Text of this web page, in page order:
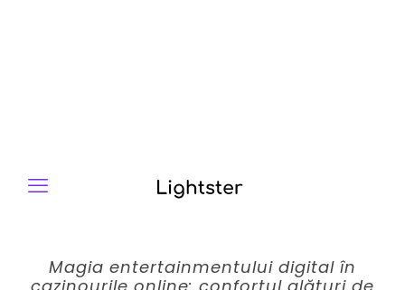
Magia entertainmentului digital în